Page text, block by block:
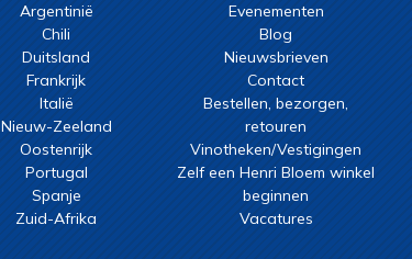
Argentinië
Chili
Duitsland
Frankrijk
Italië
Nieuw-Zeeland
Oostenrijk
Portugal
Spanje
Zuid-Afrika
Evenementen
Blog
Nieuwsbrieven
Contact
Bestellen, bezorgen,
retouren
Vinotheken/Vestigingen
Zelf een Henri Bloem winkel
beginnen
Vacatures